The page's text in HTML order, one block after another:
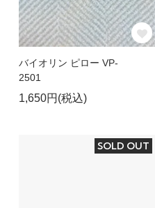
バイオリン ピロー VP-
2501
1,650円(税込)
SOLD OUT